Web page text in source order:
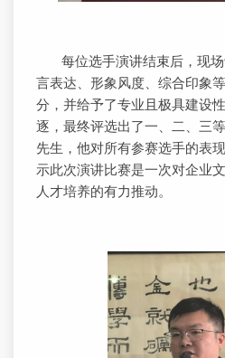
每位选手演讲结束后，现场
言表达、形象风度、综合印象
分，并给予了专业且极具建设
逐，最终评选出了一、二、三
先生，他对所有参赛选手的表
示此次演讲比赛是一次对企业
人才培养的有力推动。